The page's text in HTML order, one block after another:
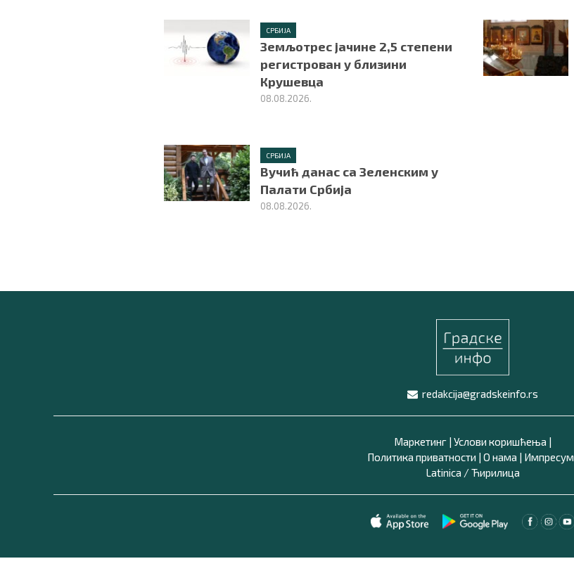
СРБИЈА
Земљотрес јачине 2,5 степени
регистрован у близини
Крушевца
08.08.2026.
СРБИЈА
Вучић данас са Зеленским у
Палати Србија
08.08.2026.
redakcija@gradskeinfo.rs
Маркетинг | Услови коришћења |
Политика приватности | О нама | Импресум
Latinica /Ћирилица